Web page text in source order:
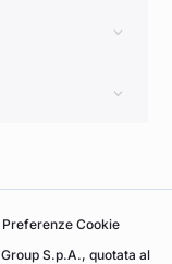
Preferenze Cookie
S.p.A., quotata al